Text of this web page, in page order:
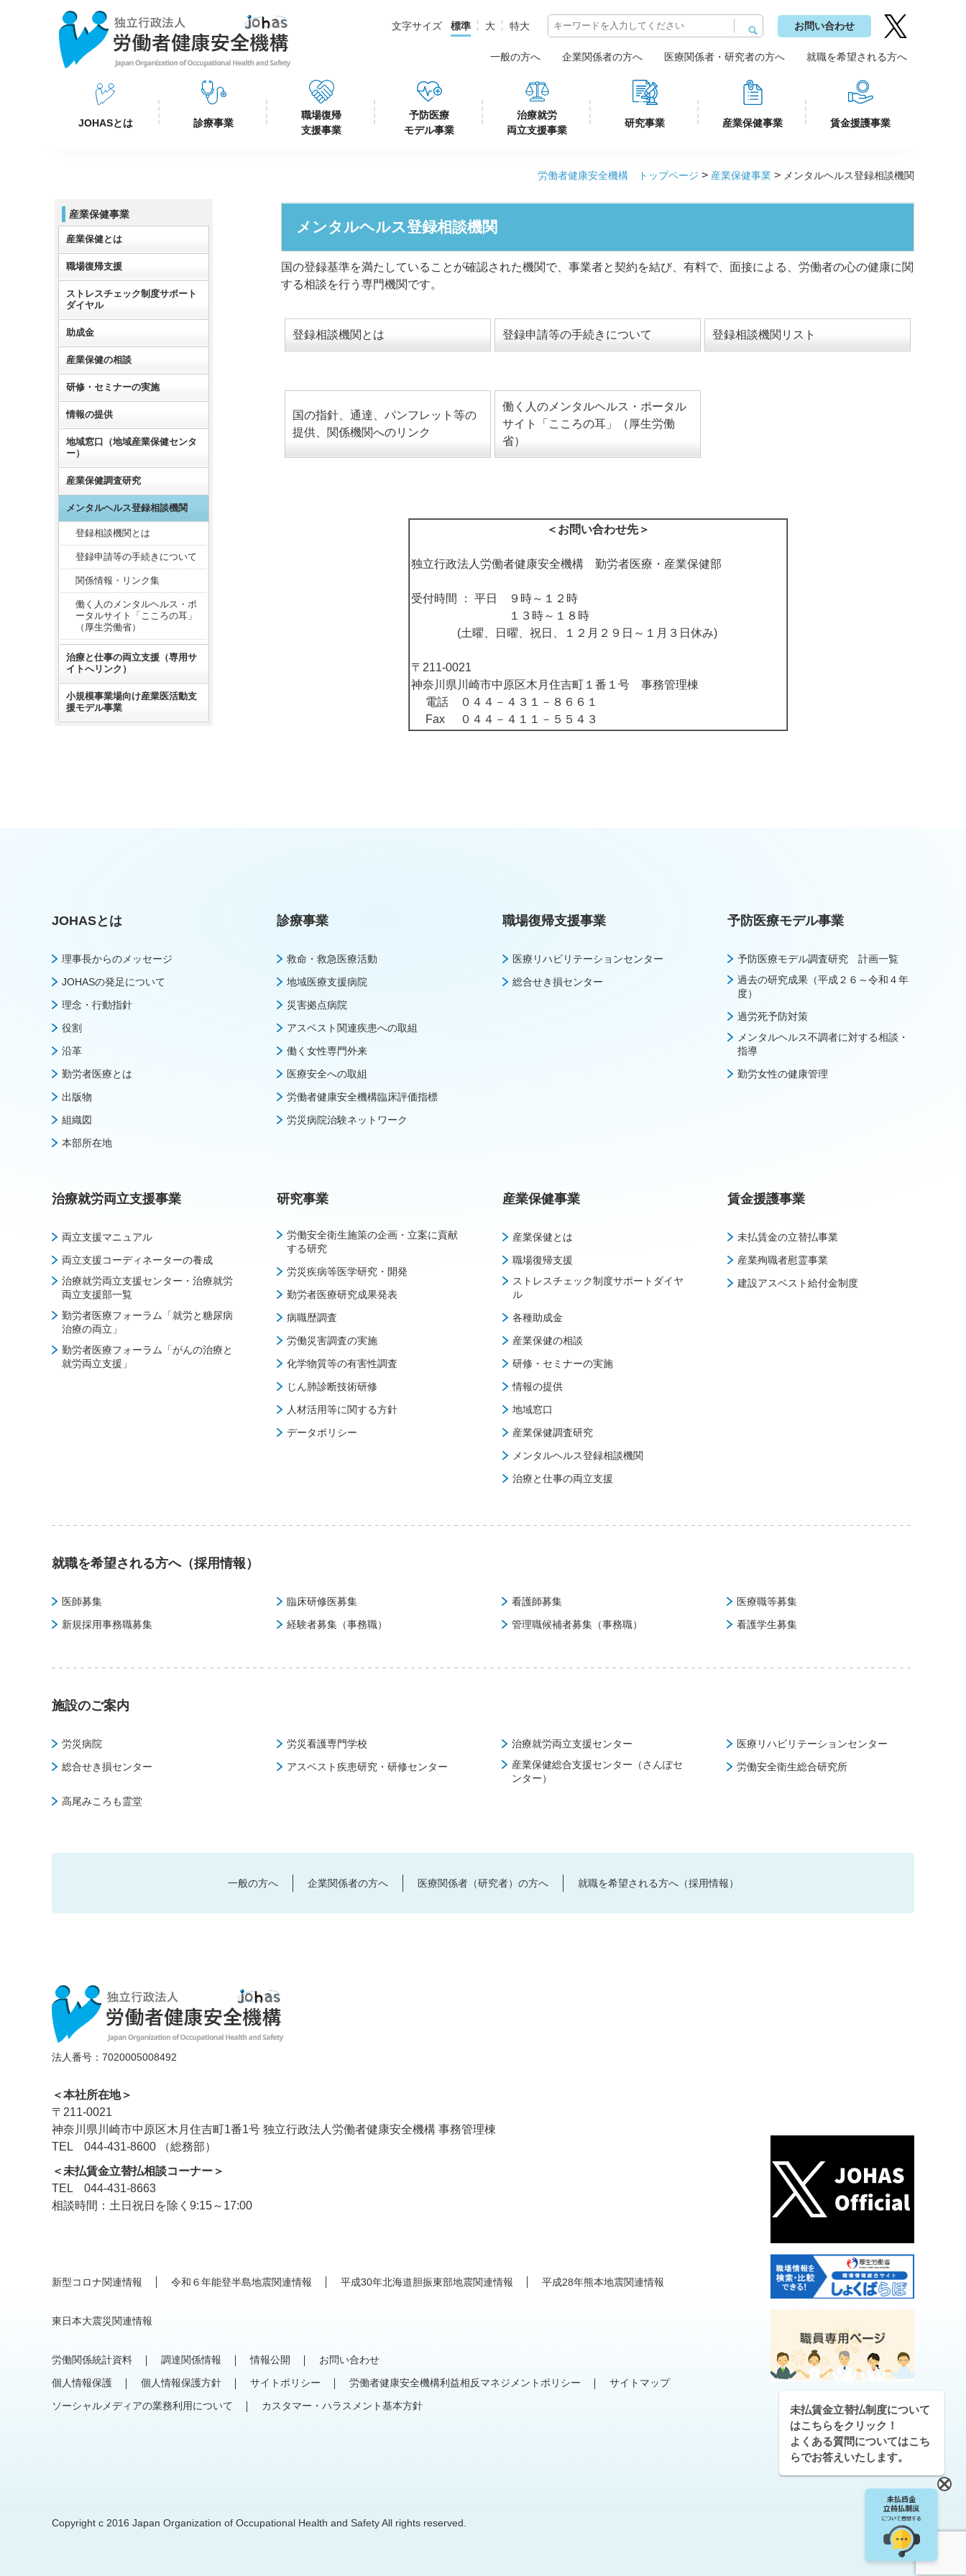
標準 大 特大 お問い合わせ
一般の方へ 企業関係者の方へ 医療関係者・研究者の方へ 就職を希望される方へ
JOHASとは 診療事業
職場復帰
支援事業
予防医療
モデル事業
治療就労
両立支援事業
研究事業 産業保健事業 賃金援護事業
労働者健康安全機構 トップページ > 産業保健事業 > メンタルヘルス登録相談機関
メンタルヘルス登録相談機関
国の登録基準を満たしていることが確認された機関で、事業者と契約を結び、有料で、面接による、労働者の心の健康に関
する相談を行う専門機関です。
登録相談機関とは 登録申請等の手続きについて 登録相談機関リスト
国の指針、通達、パンフレット等の
提供、関係機関へのリンク
働く人のメンタルヘルス・ポータル
サイト「こころの耳」（厚生労働
省）
＜お問い合わせ先＞
独立行政法人労働者健康安全機構 勤労者医療・産業保健部
受付時間 ： 平日 ９時～１２時
１３時～１８時
(土曜、日曜、祝日、１２月２９日～１月３日休み)
〒211-0021
神奈川県川崎市中原区木月住吉町１番１号 事務管理棟
電話
０４４－４３１－８６６１
Fax
０４４－４１１－５５４３
産業保健事業
産業保健とは
職場復帰支援
ストレスチェック制度サポート
ダイヤル
助成金
産業保健の相談
研修・セミナーの実施
情報の提供
地域窓口（地域産業保健センタ
ー）
産業保健調査研究
メンタルヘルス登録相談機関
登録相談機関とは
登録申請等の手続きについて
関係情報・リンク集
働く人のメンタルヘルス・ポ
ータルサイト「こころの耳」
（厚生労働省）
治療と仕事の両立支援（専用サ
イトへリンク）
小規模事業場向け産業医活動支
援モデル事業
JOHASとは
理事長からのメッセージ
JOHASの発足について
理念・行動指針
役割
沿革
勤労者医療とは
出版物
組織図
本部所在地
診療事業
救命・救急医療活動
地域医療支援病院
災害拠点病院
アスベスト関連疾患への取組
働く女性専門外来
医療安全への取組
労働者健康安全機構臨床評価指標
労災病院治験ネットワーク
職場復帰支援事業
医療リハビリテーションセンター
総合せき損センター
予防医療モデル事業
予防医療モデル調査研究 計画一覧
過去の研究成果（平成２６～令和４年
度）
過労死予防対策
メンタルヘルス不調者に対する相談・
指導
勤労女性の健康管理
治療就労両立支援事業
両立支援マニュアル
両立支援コーディネーターの養成
治療就労両立支援センター・治療就労
両立支援部一覧
勤労者医療フォーラム「就労と糖尿病
治療の両立」
勤労者医療フォーラム「がんの治療と
就労両立支援」
研究事業
労働安全衛生施策の企画・立案に貢献
する研究
労災疾病等医学研究・開発
勤労者医療研究成果発表
病職歴調査
労働災害調査の実施
化学物質等の有害性調査
じん肺診断技術研修
人材活用等に関する方針
データポリシー
産業保健事業
産業保健とは
職場復帰支援
ストレスチェック制度サポートダイヤ
ル
各種助成金
産業保健の相談
研修・セミナーの実施
情報の提供
地域窓口
産業保健調査研究
メンタルヘルス登録相談機関
治療と仕事の両立支援
賃金援護事業
未払賃金の立替払事業
産業殉職者慰霊事業
建設アスベスト給付金制度
就職を希望される方へ（採用情報）
医師募集 臨床研修医募集 看護師募集
医療職等募集
新規採用事務職募集
経験者募集（事務職） 管理職候補者募集（事務職） 看護学生募集
施設のご案内
労災病院 労災看護専門学校 治療就労両立支援センター
医療リハビリテーションセンター
総合せき損センター
アスベスト疾患研究・研修センター
産業保健総合支援センター（さんぽセ
ンター）
労働安全衛生総合研究所
高尾みころも霊堂
一般の方へ 企業関係者の方へ 医療関係者（研究者）の方へ 就職を希望される方へ（採用情報）
法人番号：7020005008492
＜本社所在地＞
〒211-0021
神奈川県川崎市中原区木月住吉町1番1号 独立行政法人労働者健康安全機構 事務管理棟
TEL 044-431-8600 （総務部）
＜未払賃金立替払相談コーナー＞
TEL 044-431-8663
相談時間：土日祝日を除く9:15～17:00
新型コロナ関連情報 令和６年能登半島地震関連情報 平成30年北海道胆振東部地震関連情報 平成28年熊本地震関連情報
東日本大震災関連情報
労働関係統計資料 調達関係情報 情報公開
お問い合わせ
個人情報保護
個人情報保護方針 サイトポリシー 労働者健康安全機構利益相反マネジメントポリシー
サイトマップ
ソーシャルメディアの業務利用について
カスタマー・ハラスメント基本方針
Copyright c 2016 Japan Organization of Occupational Health and Safety All rights reserved.
未払賃金立替払制度について
はこちらをクリック！
よくある質問についてはこち
らでお答えいたします。